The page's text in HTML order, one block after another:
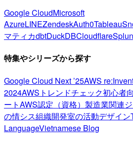
Google CloudMicrosoft
AzureLINEZendeskAuth0Tableau
マティカdbtDuckDBCloudflare
特集やシリーズから探す
Google Cloud Next ’25AWS
2024AWSトレンドチェック初心者
ートAWS認定（資格） 製造業関連
の情シス組織開発室の活動デザイン
LanguageVietnamese Blog